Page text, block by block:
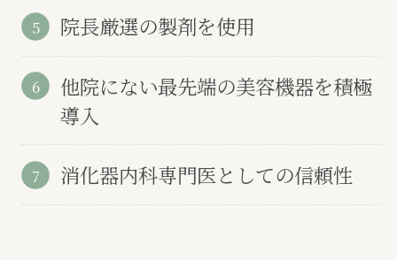
院長厳選の製剤を使用
他院にない最先端の美容機器を積極
導入
消化器内科専門医としての信頼性